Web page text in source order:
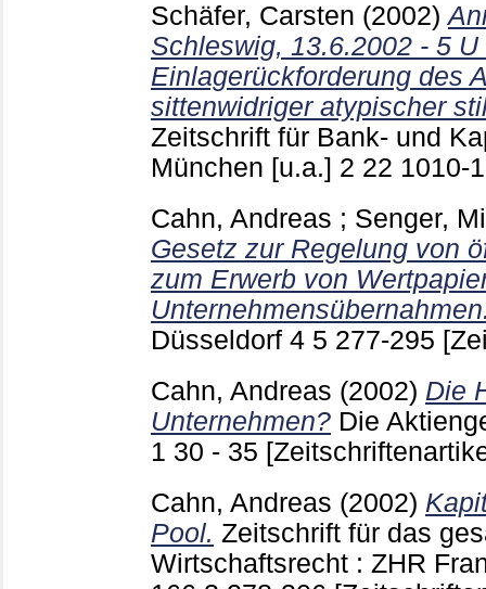
Schäfer, Carsten (2002)
Schleswig, 13.6.2002 - 5
Einlagerückforderung des
sittenwidriger atypischer
Zeitschrift für Bank- und
München [u.a.] 2 22 1010-
Cahn, Andreas ; Senger,
Gesetz zur Regelung von
zum Erwerb von
Düsseldorf 4 5 277-295
Cahn, Andreas (2002) Die
Unternehmen? Die
1 30 - 35
Cahn, Andreas (2002)
Pool. Zeitschrift für das
Wirtschaftsrecht : ZHR